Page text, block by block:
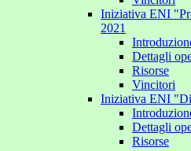
Iniziativa ENI
2021
Dettagli
Risorse
Vincitori
Iniziativa ENI
Dettagli
Risorse